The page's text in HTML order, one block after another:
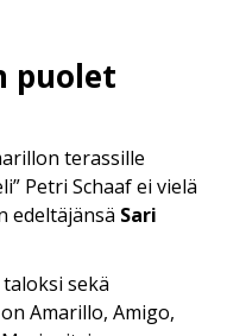
puolet
terassille
Petri Schaaf ei vielä
edeltäjänsä Sari
sekä
Amarillo, Amigo,